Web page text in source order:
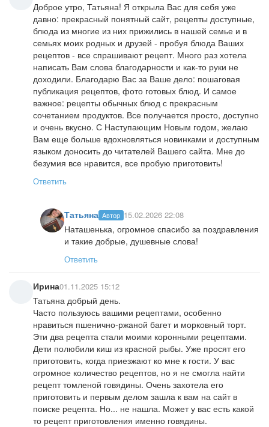
Доброе утро, Татьяна! Я открыла Вас для себя уже
давно: прекрасный понятный сайт, рецепты доступные,
блюда из многие из них прижились в нашей семье и в
семьях моих родных и друзей - пробуя блюда Ваших
рецептов - все спрашивают рецепт. Много раз хотела
написать Вам слова благодарности и как-то руки не
доходили. Благодарю Вас за Ваше дело: пошаговая
публикация рецептов, фото готовых блюд. И самое
важное: рецепты обычных блюд с прекрасным
сочетанием продуктов. Все получается просто, доступно
и очень вкусно. С Наступающим Новым годом, желаю
Вам еще больше вдохновляться новинками и доступным
языком доносить до читателей Вашего сайта. Мне до
безумия все нравится, все пробую приготовить!
Ответить
Татьяна Автор 15.02.2026 22:08
Наташенька, огромное спасибо за поздравления
и такие добрые, душевные слова!
Ответить
Ирина01.11.2025 15:12
Татьяна добрый день.
Часто пользуюсь вашими рецептами, особенно
нравиться пшенично-ржаной багет и морковный торт.
Эти два рецепта стали моими коронными рецептами.
Дети полюбили киш из красной рыбы. Уже просят его
приготовить, когда приезжают ко мне к гости. У вас
огромное количество рецептов, но я не смогла найти
рецепт томленой говядины. Очень захотела его
приготовить и первым делом зашла к вам на сайт в
поиске рецепта. Но... не нашла. Может у вас есть какой
то рецепт приготовления именно говядины.